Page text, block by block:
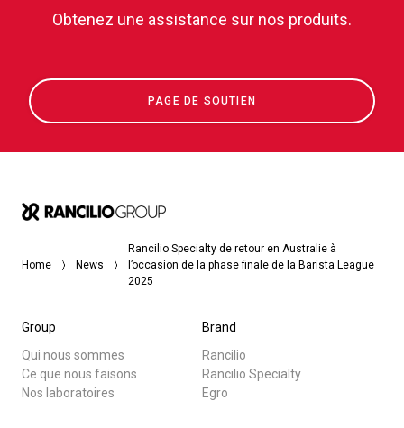
Obtenez une assistance sur nos produits.
PAGE DE SOUTIEN
Home News
Rancilio Specialty de retour en Australie à
l’occasion de la phase finale de la Barista League
2025
Group
Qui nous sommes
Ce que nous faisons
Nos laboratoires
Brand
Rancilio
Rancilio Specialty
Egro